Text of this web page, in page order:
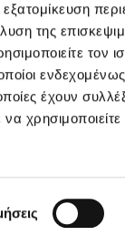
της
τον
έχουν